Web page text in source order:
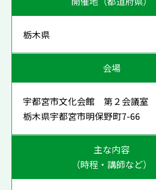
栃木県
会場
宇都宮市文化会館 第２会議室
栃木県宇都宮市明保野町7-66
主な内容
（時程・講師など）